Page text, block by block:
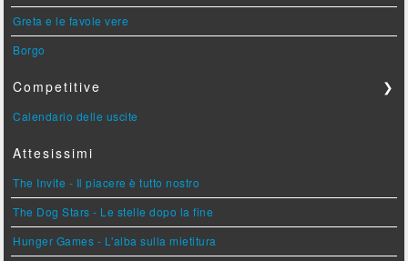
Greta e le favole vere
Borgo
Competitive ❯
Calendario delle uscite
Attesissimi
The Invite - Il piacere è tutto nostro
The Dog Stars - Le stelle dopo la fine
Hunger Games - L'alba sulla mietitura